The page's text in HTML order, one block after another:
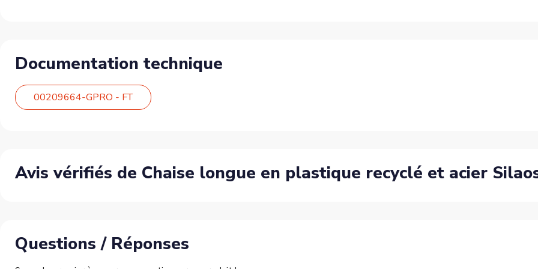
Documentation technique
00209664-GPRO - FT
Avis vérifiés de Chaise longue en plastique recyclé et acier
Questions / Réponses